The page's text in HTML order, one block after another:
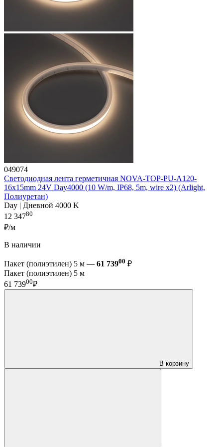
049074
Светодиодная лента герметичная NOVA-TOP-PU-A120-
16x15mm 24V Day4000 (10 W/m, IP68, 5m, wire x2) (Arlight,
Полиуретан)
Day | Дневной 4000 K
12 34780
₽/м
В наличии
Пакет (полиэтилен) 5 м — 61 73900 ₽
Пакет (полиэтилен) 5 м
61 73900₽
В корзину